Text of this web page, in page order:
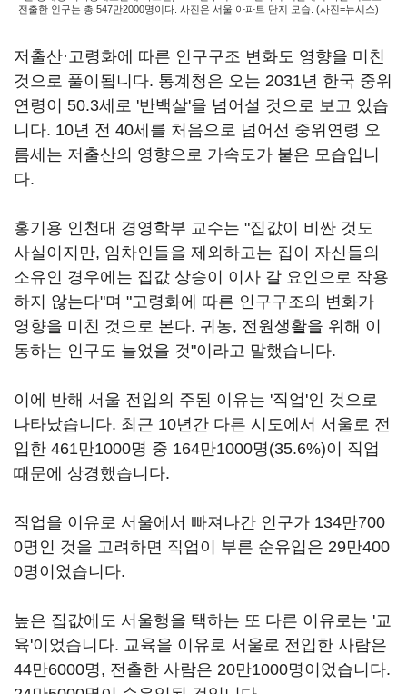
전출한 인구는 총 547만2000명이다. 사진은 서울 아파트 단지 모습. (사진=뉴시스)
저출산·고령화에 따른 인구구조 변화도 영향을 미친
것으로 풀이됩니다. 통계청은 오는 2031년 한국 중위
연령이 50.3세로 '반백살'을 넘어설 것으로 보고 있습
니다. 10년 전 40세를 처음으로 넘어선 중위연령 오
름세는 저출산의 영향으로 가속도가 붙은 모습입니
다.
홍기용 인천대 경영학부 교수는 "집값이 비싼 것도
사실이지만, 임차인들을 제외하고는 집이 자신들의
소유인 경우에는 집값 상승이 이사 갈 요인으로 작용
하지 않는다"며 "고령화에 따른 인구구조의 변화가
영향을 미친 것으로 본다. 귀농, 전원생활을 위해 이
동하는 인구도 늘었을 것"이라고 말했습니다.
이에 반해 서울 전입의 주된 이유는 '직업'인 것으로
나타났습니다. 최근 10년간 다른 시도에서 서울로 전
입한 461만1000명 중 164만1000명(35.6%)이 직업
때문에 상경했습니다.
직업을 이유로 서울에서 빠져나간 인구가 134만700
0명인 것을 고려하면 직업이 부른 순유입은 29만400
0명이었습니다.
높은 집값에도 서울행을 택하는 또 다른 이유로는 '교
육'이었습니다. 교육을 이유로 서울로 전입한 사람은
44만6000명, 전출한 사람은 20만1000명이었습니다.